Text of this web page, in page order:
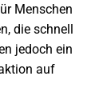
Menschen
die schnell
jedoch ein
auf